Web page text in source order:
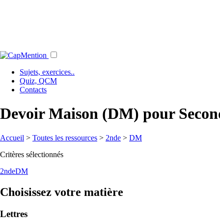
Sujets, exercices..
Quiz, QCM
Contacts
Devoir Maison (DM) pour
Accueil > Toutes les ressources > 2nde > DM
Critères sélectionnés
2ndeDM
Choisissez votre matière
Lettres